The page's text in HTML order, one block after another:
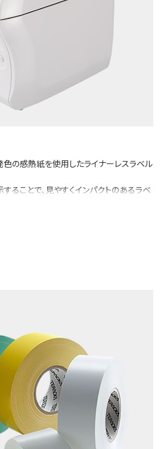
色の感熱紙を使用したライナーレスラベル
ることで、見やすくインパクトのあるラベ
ードを使った簡単入力、ドロップイン方
オートカットなど、使い勝手も抜群。
エーション豊かなラベル発行ができま